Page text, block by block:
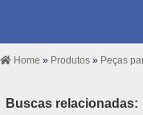
Home » Produtos » Peças
Buscas relacionadas: